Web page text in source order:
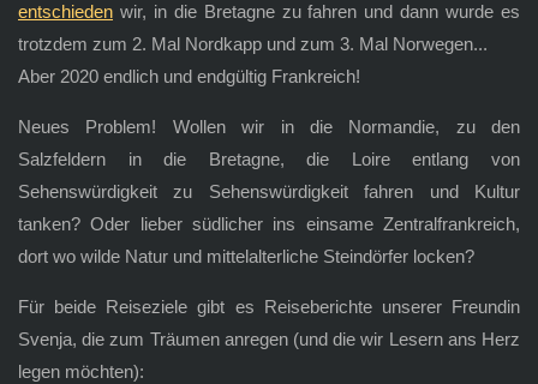
entschiedenwir, in die Bretagne zu fahren und dann wurde es
trotzdem zum 2. Mal Nordkapp und zum 3. Mal Norwegen...
Aber 2020 endlich und endgültig Frankreich!
Neues Problem! Wollen wir in die Normandie, zu den
Salzfeldern in die Bretagne, die Loire entlang von
Sehenswürdigkeit zu Sehenswürdigkeit fahren und Kultur
tanken? Oder lieber südlicher ins einsame Zentralfrankreich,
dort wo wilde Natur und mittelalterliche Steindörfer locken?
Für beide Reiseziele gibt es Reiseberichte unserer Freundin
Svenja, die zum Träumen anregen (und die wir Lesern ans Herz
legen möchten):